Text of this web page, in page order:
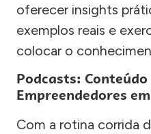
oferecer insights
exemplos reais e
colocar o
Podcasts:
Empreendedores
Com a rotina corrida